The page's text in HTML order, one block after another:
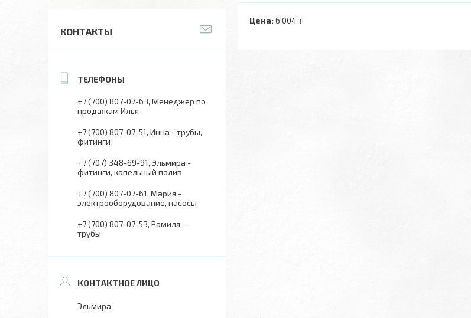
Цена: 6 004 ₸
КОНТАКТЫ
+7 (700) 807-07-63 Менеджер по
продажам Илья
+7 (700) 807-07-51 Инна - трубы,
фитинги
+7 (707) 348-69-91 Эльмира -
фитинги, капельный полив
+7 (700) 807-07-61 Мария -
электрооборудование, насосы
+7 (700) 807-07-53 Рамиля -
трубы
Эльмира